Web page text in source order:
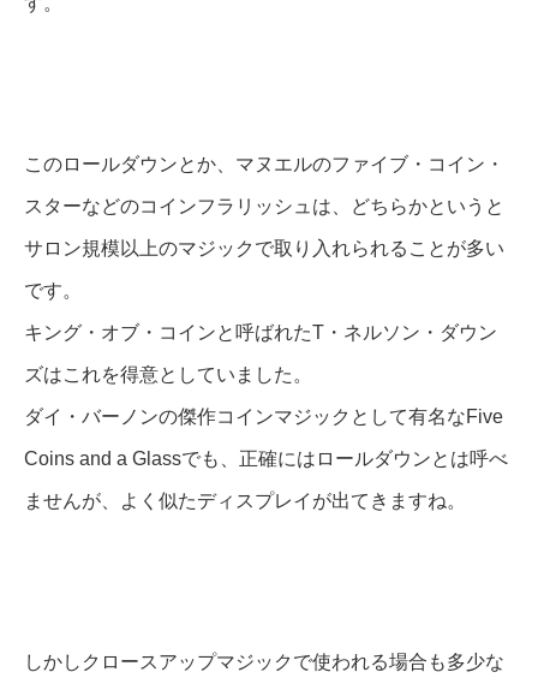
このロールダウンとか、マヌエルのファイブ・コイン・
スターなどのコインフラリッシュは、どちらかというと
サロン規模以上のマジックで取り入れられることが多い
です。
キング・オブ・コインと呼ばれたT・ネルソン・ダウン
ズはこれを得意としていました。
ダイ・バーノンの傑作コインマジックとして有名なFive
Coins and a Glassでも、正確にはロールダウンとは呼べ
ませんが、よく似たディスプレイが出てきますね。
しかしクロースアップマジックで使われる場合も多少な